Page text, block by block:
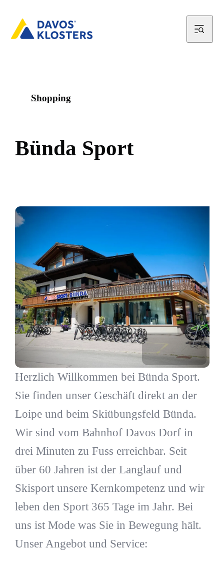
Shopping
Bünda Sport
Herzlich Willkommen bei Bünda Sport.
Sie finden unser Geschäft direkt an der
Loipe und beim Skiübungsfeld Bünda.
Wir sind vom Bahnhof Davos Dorf in
drei Minuten zu Fuss erreichbar. Seit
über 60 Jahren ist der Langlauf und
Skisport unsere Kernkompetenz und wir
leben den Sport 365 Tage im Jahr. Bei
uns ist Mode was Sie in Bewegung hält.
Unser Angebot und Service: